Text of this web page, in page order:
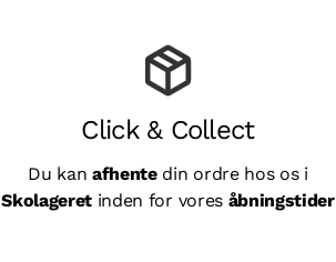
Click & Collect
Du kanafhentedin ordre hos os i
Skolageret inden for vores åbningstider